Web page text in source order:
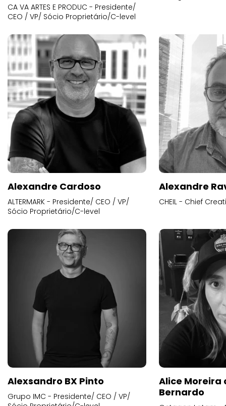
CA VA ARTES E PRODUC - Presidente/
CEO / VP/ Sócio Proprietário/C-level
Alexandre Cardoso
ALTERMARK - Presidente/ CEO / VP/
Sócio Proprietário/C-level
Alexandre
CHEIL - Chief
Alexsandro BX Pinto
Grupo IMC - Presidente/ CEO / VP/
Alice
Bernardo